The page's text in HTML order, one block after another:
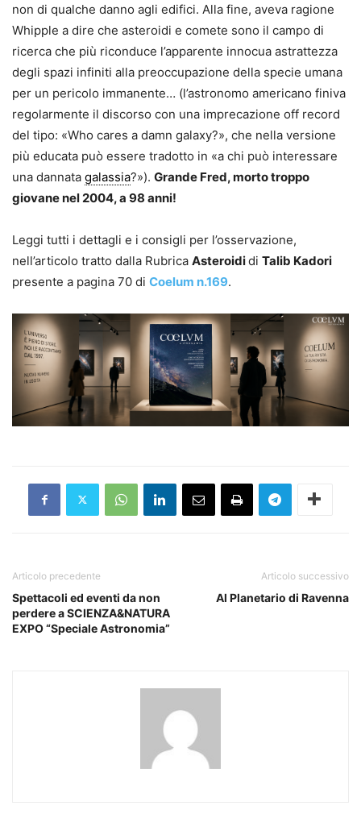
non di qualche danno agli edifici. Alla fine, aveva ragione
Whipple a dire che asteroidi e comete sono il campo di
ricerca che più riconduce l’apparente innocua astrattezza
degli spazi infiniti alla preoccupazione della specie umana
per un pericolo immanente… (l’astronomo americano finiva
regolarmente il discorso con una imprecazione off record
del tipo: «Who cares a damn galaxy?», che nella versione
più educata può essere tradotto in «a chi può interessare
una dannata galassia?»). Grande Fred, morto troppo
giovane nel 2004, a 98 anni!
Leggi tutti i dettagli e i consigli per l’osservazione,
nell’articolo tratto dalla Rubrica Asteroididi Talib Kadori
presente a pagina 70 di Coelum n.169.
Articolo precedente
Spettacoli ed eventi da non
perdere a SCIENZA&NATURA
EXPO “Speciale Astronomia”
Articolo successivo
Al Planetario di Ravenna